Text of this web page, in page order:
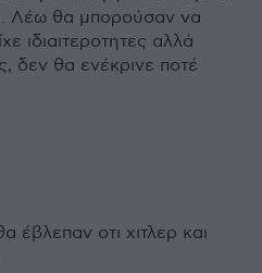
. Λέω θα μπορούσαν να
ιδιαιτεροτητες αλλά
δεν θα ενέκρινε ποτέ
έβλεπαν οτι χιτλερ και